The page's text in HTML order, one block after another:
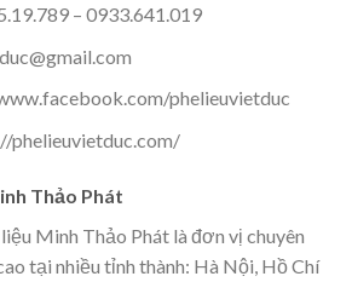
– 0933.641.019
phelieuvietduc
phelieuvietduc.com/
Thảo Phát
Minh Thảo Phát là đơn vị chuyên
tại nhiều tỉnh thành: Hà Nội, Hồ Chí